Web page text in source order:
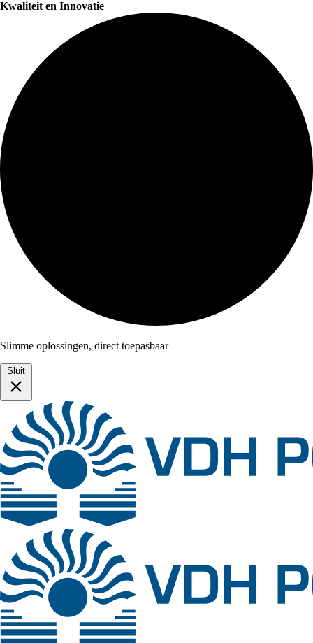
Kwaliteit en Innovatie
Slimme oplossingen, direct toepasbaar
Sluit